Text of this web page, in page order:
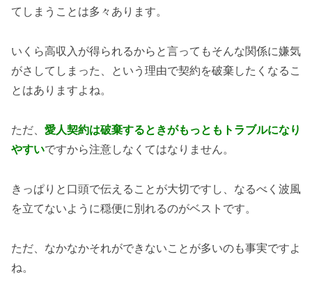
てしまうことは多々あります。
いくら高収入が得られるからと言ってもそんな関係に嫌気
がさしてしまった、という理由で契約を破棄したくなるこ
とはありますよね。
ただ、 愛人契約は破棄するときがもっともトラブルになり
やすいですから注意しなくてはなりません。
きっぱりと口頭で伝えることが大切ですし、なるべく波風
を立てないように穏便に別れるのがベストです。
ただ、なかなかそれができないことが多いのも事実ですよ
ね。